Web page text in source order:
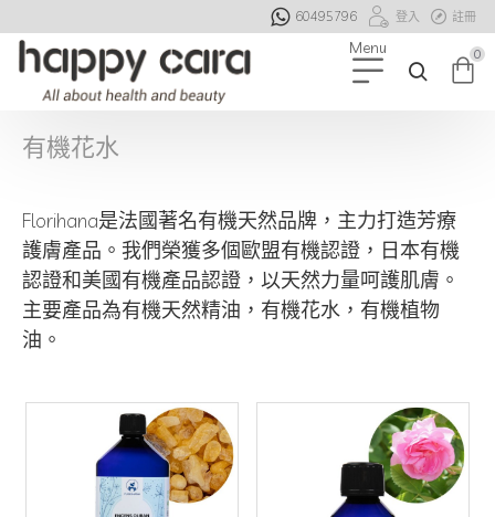
60495796 登入 註冊
0
有機花水
Florihana是法國著名有機天然品牌，主力打造芳療
護膚產品。我們榮獲多個歐盟有機認證，日本有機
認證和美國有機產品認證，以天然力量呵護肌膚。
主要產品為有機天然精油，有機花水，有機植物
油。